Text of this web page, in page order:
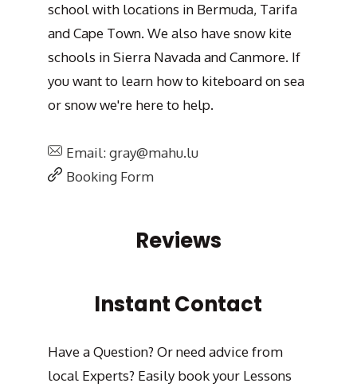
school with locations in Bermuda, Tarifa
and Cape Town. We also have snow kite
schools in Sierra Navada and Canmore. If
you want to learn how to kiteboard on sea
or snow we're here to help.
Email: gray@mahu.lu
Booking Form
Reviews
Instant Contact
Have a Question? Or need advice from
local Experts? Easily book your Lessons